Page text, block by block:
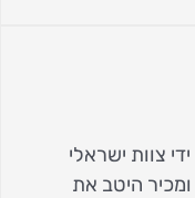
צוות ישראלי
מעל 13 שנים ומכיר היטב את